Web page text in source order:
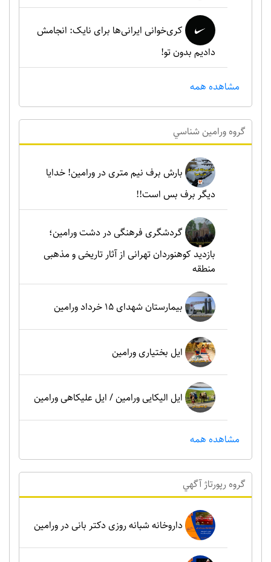
کری‌خوانی ایرانی‌ها برای نایک: انجامش
دادیم بدون تو!
مشاهده همه
گروه ورامين شناسي
بارش برف نیم متری در ورامین! خدایا
دیگر برف بس است!!
گردشگری فرهنگی در دشت ورامین؛
بازدید کوهنوردان تهرانی از آثار تاریخی و مذهبی
منطقه
بیمارستان شهدای 15 خرداد ورامین
ایل بختیاری ورامین
ایل الیکایی ورامین / ایل علیکاهی ورامین
مشاهده همه
گروه رپورتاژ آگهي
داروخانه شبانه روزی دکتر بانی در ورامین